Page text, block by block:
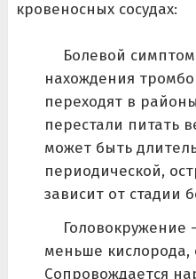
кровеносных сосудах:
Болевой
нахождения
переходят в
перестали питать
может быть
периодической,
зависит от стадии
Головокружение
меньше кислорода,
Сопровождается